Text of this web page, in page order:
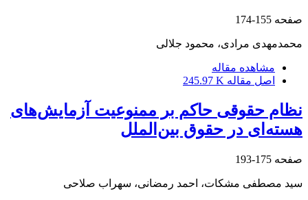
صفحه 155-174
محمدمهدی مرادی، محمود جلالی
مشاهده مقاله
اصل مقاله 245.97 K
نظام حقوقی حاکم بر ممنوعیت آزمایش‌های
هسته‌ای در حقوق بین‌الملل
صفحه 175-193
سید مصطفی مشکات، احمد رمضانی، سهراب صلاحی